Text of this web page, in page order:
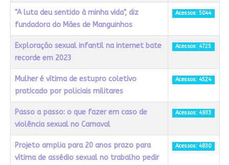
"A luta deu sentido à minha vida", diz
fundadora do Mães de Manguinhos
Acessos: 5044
Exploração sexual infantil na internet bate
recorde em 2023
Acessos: 4725
Mulher é vítima de estupro coletivo
praticado por policiais militares
Acessos: 4524
Passo a passo: o que fazer em caso de
violência sexual no Carnaval
Acessos: 4933
Projeto amplia para 20 anos prazo para
vítima de assédio sexual no trabalho pedir
Acessos: 4830